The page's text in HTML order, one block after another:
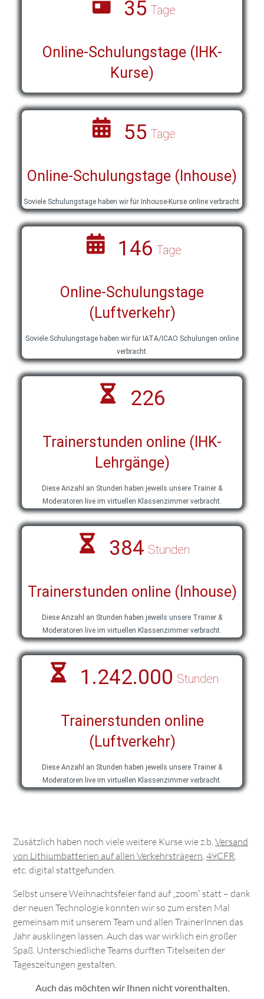
35 Tage
Online-Schulungstage (IHK-
Kurse)
55 Tage
Online-Schulungstage (Inhouse)
Soviele Schulungstage haben wir für Inhouse-Kurse online verbracht.
146 Tage
Online-Schulungstage
(Luftverkehr)
Soviele Schulungstage haben wir für IATA/ICAO Schulungen online
verbracht.
226
Trainerstunden online (IHK-
Lehrgänge)
Diese Anzahl an Stunden haben jeweils unsere Trainer &
Moderatoren live im virtuellen Klassenzimmer verbracht.
384 Stunden
Trainerstunden online (Inhouse)
Diese Anzahl an Stunden haben jeweils unsere Trainer &
Moderatoren live im virtuellen Klassenzimmer verbracht.
1.242.000 Stunden
Trainerstunden online
(Luftverkehr)
Diese Anzahl an Stunden haben jeweils unsere Trainer &
Moderatoren live im virtuellen Klassenzimmer verbracht.
Zusätzlich haben noch viele weitere Kurse wie z.b.Versand
von Lithiumbatterien auf allen Verkehrsträgern,49CFR,
etc. digital stattgefunden.
Selbst unsere Weihnachtsfeier fand auf „zoom“ statt – dank
der neuen Technologie konnten wir so zum ersten Mal
gemeinsam mit unserem Team und allen TrainerInnen das
Jahr ausklingen lassen. Auch das war wirklich ein großer
Spaß. Unterschiedliche Teams durften Titelseiten der
Tageszeitungen gestalten.
Auch das möchten wir Ihnen nicht vorenthalten.